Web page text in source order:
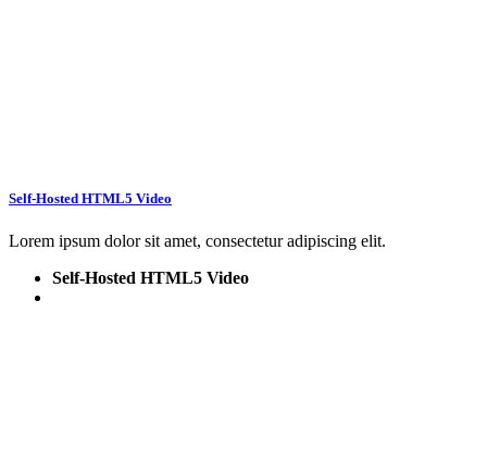
Self-Hosted HTML5 Video
Lorem ipsum dolor sit amet, consectetur adipiscing elit.
Self-Hosted HTML5 Video